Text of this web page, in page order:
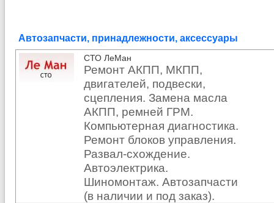
Автозапчасти, принадлежности, аксессуары
СТО ЛеМан
Ремонт АКПП, МКПП,
двигателей, подвески,
сцепления. Замена масла
АКПП, ремней ГРМ.
Компьютерная диагностика.
Ремонт блоков управления.
Развал-схождение.
Автоэлектрика.
Шиномонтаж. Автозапчасти
(в наличии и под заказ).